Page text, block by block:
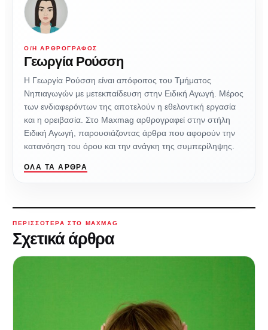
Ο/Η ΑΡΘΡΟΓΡΆΦΟΣ
Γεωργία Ρούσση
Η Γεωργία Ρούσση είναι απόφοιτος του Τμήματος
Νηπιαγωγών με μετεκπαίδευση στην Ειδική Αγωγή. Μέρος
των ενδιαφερόντων της αποτελούν η εθελοντική εργασία
και η ορειβασία. Στο Maxmag αρθρογραφεί στην στήλη
Ειδική Αγωγή, παρουσιάζοντας άρθρα που αφορούν την
κατανόηση του όρου και την ανάγκη της συμπερίληψης.
ΌΛΑ ΤΑ ΆΡΘΡΑ
ΠΕΡΙΣΣΌΤΕΡΑ ΣΤΟ MAXMAG
Σχετικά άρθρα